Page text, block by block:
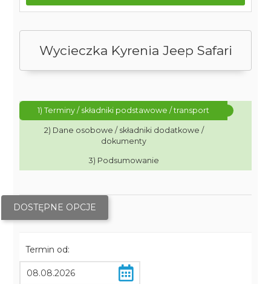
Wycieczka Kyrenia Jeep Safari
1) Terminy / składniki podstawowe / transport
2) Dane osobowe / składniki dodatkowe /
dokumenty
3) Podsumowanie
DOSTĘPNE OPCJE
Termin od: